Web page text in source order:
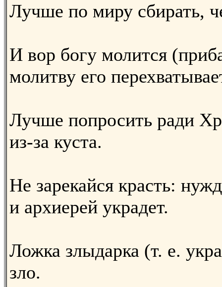
Лучше по миру сбирать,
И вор богу молится
молитву его
Лучше попросить ради
из-за куста.
Не зарекайся красть:
и архиерей украдет.
Ложка злыдарка (т. е.
зло.